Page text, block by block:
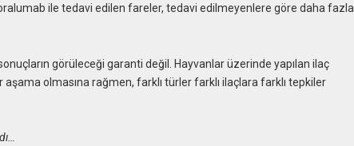
ile tedavi edilen fareler, tedavi edilmeyenlere göre daha fazla
görüleceği garanti değil. Hayvanlar üzerinde yapılan ilaç
olmasına rağmen, farklı türler farklı ilaçlara farklı tepkiler